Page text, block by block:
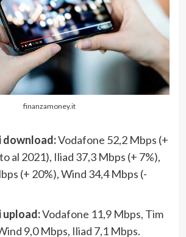
finanzamoney.it
download:Vodafone 52,2 Mbps (+
al 2021), Iliad 37,3 Mbps (+ 7%),
(+ 20%), Wind 34,4 Mbps (-
upload:Vodafone 11,9 Mbps, Tim
9,0 Mbps, Iliad 7,1 Mbps.